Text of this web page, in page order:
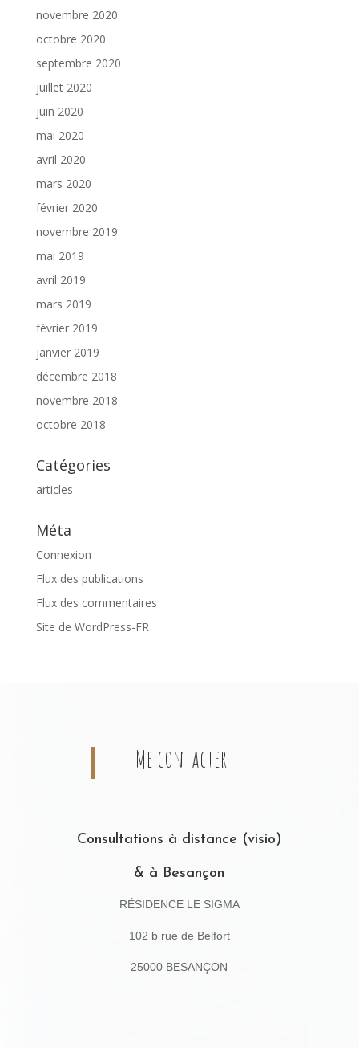
novembre 2020
octobre 2020
septembre 2020
juillet 2020
juin 2020
mai 2020
avril 2020
mars 2020
février 2020
novembre 2019
mai 2019
avril 2019
mars 2019
février 2019
janvier 2019
décembre 2018
novembre 2018
octobre 2018
Catégories
articles
Méta
Connexion
Flux des publications
Flux des commentaires
Site de WordPress-FR
Me contacter
Consultations à distance (visio)
& à Besançon
RÉSIDENCE LE SIGMA
102 b rue de Belfort
25000 BESANÇON